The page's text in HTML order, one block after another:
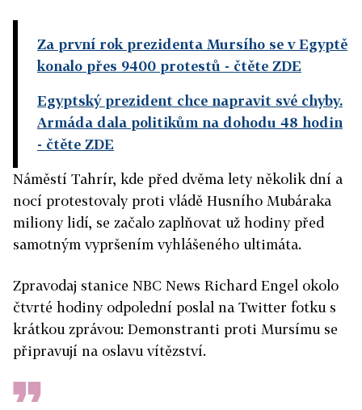
Za první rok prezidenta Mursího se v Egyptě
konalo přes 9400 protestů - čtěte ZDE
Egyptský prezident chce napravit své chyby.
Armáda dala politikům na dohodu 48 hodin
- čtěte ZDE
Náměstí Tahrír, kde před dvěma lety několik dní a
nocí protestovaly proti vládě Husního Mubáraka
miliony lidí, se začalo zaplňovat už hodiny před
samotným vypršením vyhlášeného ultimáta.
Zpravodaj stanice NBC News Richard Engel okolo
čtvrté hodiny odpolední poslal na Twitter fotku s
krátkou zprávou: Demonstranti proti Mursímu se
připravují na oslavu vítězství.